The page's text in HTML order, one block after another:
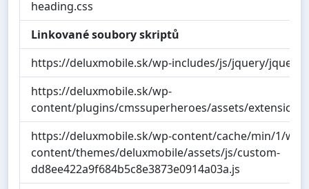
heading.css
Linkované soubory skriptů
https://deluxmobile.sk/wp-includes/js/jquery/
https://deluxmobile.sk/wp-
content/plugins/cmssuperheroes/assets/
https://deluxmobile.sk/wp-content/cache/min/1/wp-
content/themes/deluxmobile/assets/js/custom-
dd8ee422a9f684b5c8e3873e0914a03a.js